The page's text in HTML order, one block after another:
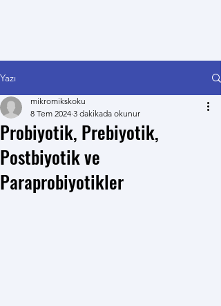
Yazı
Probiyotik, Prebiyotik,
Postbiyotik ve
Paraprobiyotikler
mikromikskoku
8 Tem 2024 3 dakikada okunur